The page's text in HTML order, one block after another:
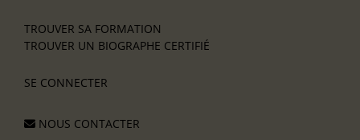
TROUVER SA FORMATION
TROUVER UN BIOGRAPHE CERTIFIÉ
SE CONNECTER
NOUS CONTACTER